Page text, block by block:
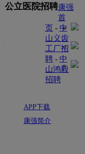
公立医院招聘康强
首
页- 中
山义齿
工厂招
聘- 中
山鸿毅
招聘
APP下载
康强简介